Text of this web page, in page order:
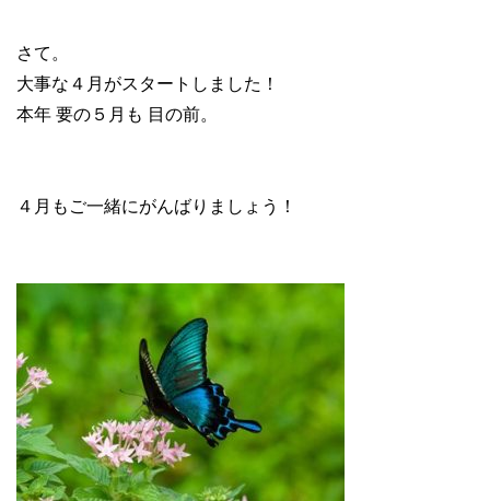
さて。
大事な４月がスタートしました！
本年 要の５月も 目の前。
４月もご一緒にがんばりましょう！